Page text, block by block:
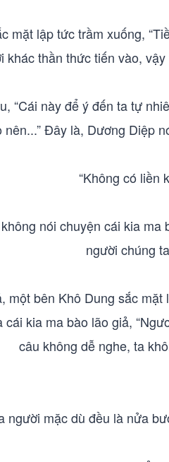
mặt lập tức trầm xuống,
khác thần thức tiến vào,
“Cái này để ý đến ta tự
nên...” Đây là, Dương Diệp
“Không có liền
nói chuyện cái kia
người chúng
một bên Khô Dung sắc
kia ma bào lão giả,
câu không dễ nghe, ta
người mặc dù đều là nửa